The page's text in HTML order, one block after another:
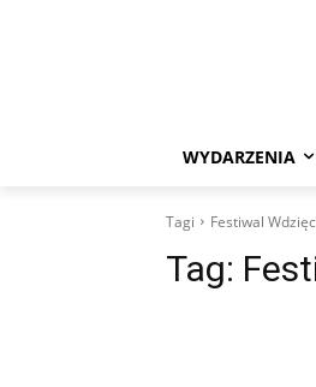
WYDARZENIA
Tagi Festiwal
Tag: